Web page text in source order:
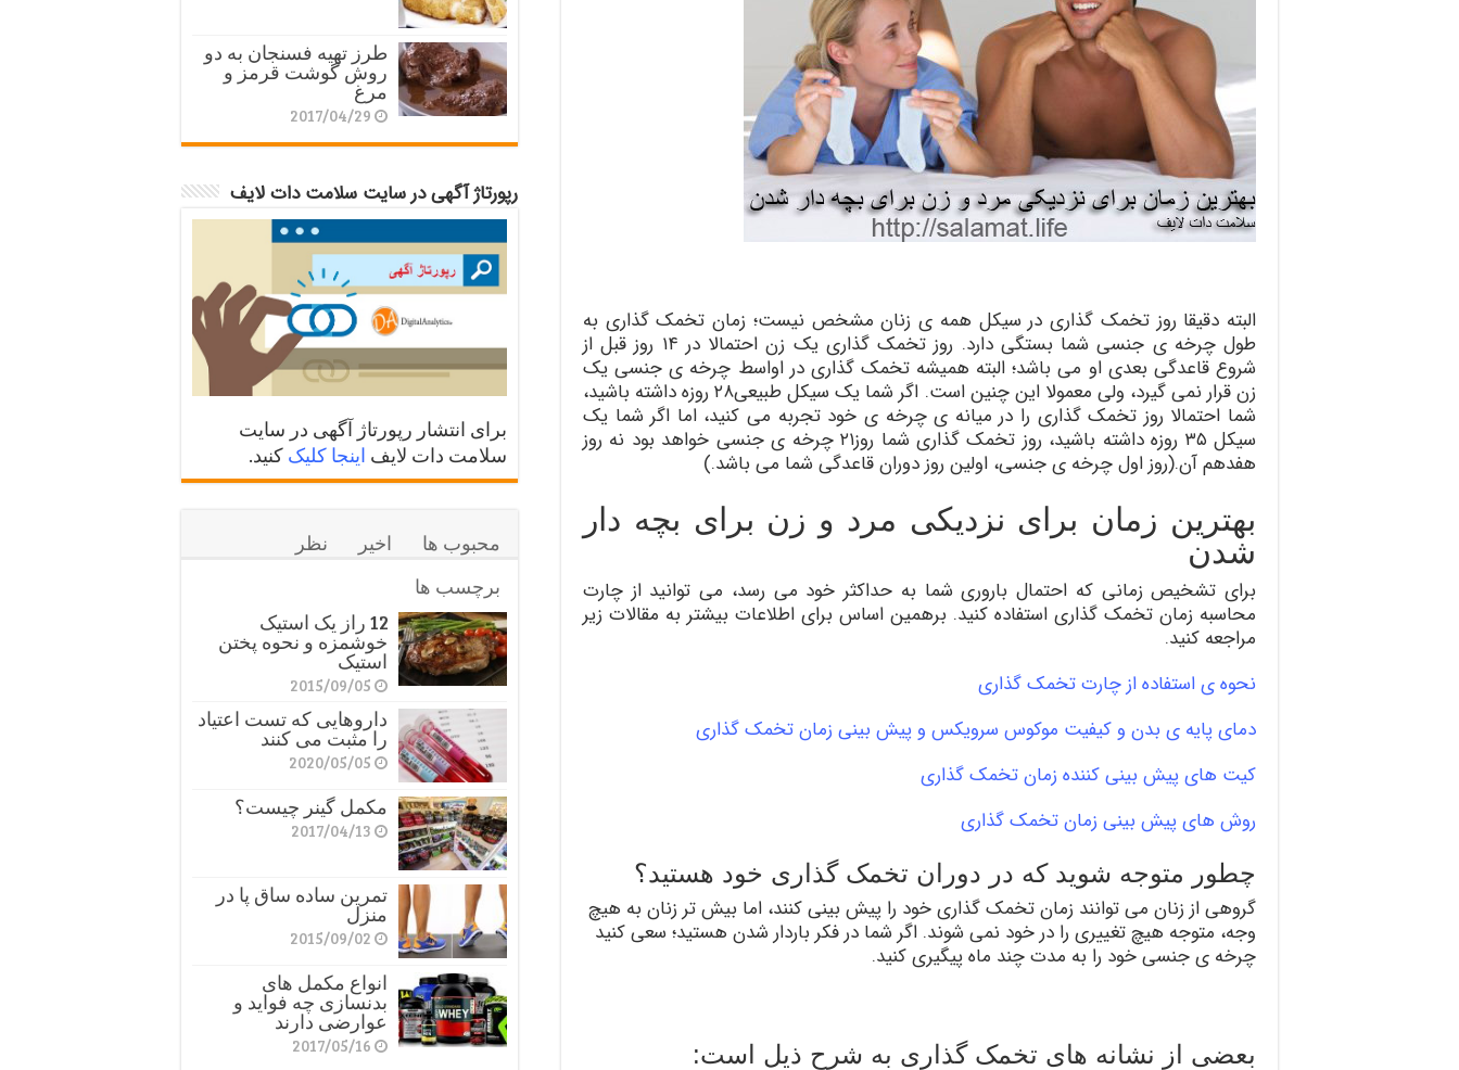
البته دقیقا روز تخمک گذاری در سیکل همه ی زنان مشخص نیست؛ زمان تخمک گذاری به
طول چرخه ی جنسی شما بستگی دارد. روز تخمک گذاری یک زن احتمالا در ۱۴ روز قبل از
شروع قاعدگی بعدی او می باشد؛ البته همیشه تخمک گذاری در اواسط چرخه ی جنسی یک
زن قرار نمی گیرد، ولی معمولا این چنین است. اگر شما یک سیکل طبیعی۲۸ روزه داشته باشید،
شما احتمالا روز تخمک گذاری را در میانه ی چرخه ی خود تجربه می کنید، اما اگر شما یک
سیکل ۳۵ روزه داشته باشید، روز تخمک گذاری شما روز۲۱ چرخه ی جنسی خواهد بود نه روز
هفدهم آن.(روز اول چرخه ی جنسی، اولین روز دوران قاعدگی شما می باشد.)
بهترین زمان برای نزدیکی مرد و زن برای بچه دار
شدن
برای تشخیص زمانی که احتمال باروری شما به حداکثر خود می رسد، می توانید از چارت
محاسبه زمان تخمک گذاری استفاده کنید. برهمین اساس برای اطلاعات بیشتر به مقالات زیر
مراجعه کنید.
نحوه ی استفاده از چارت تخمک گذاری
دمای پایه ی بدن و کیفیت موکوس سرویکس و پیش بینی زمان تخمک گذاری
کیت های پیش بینی کننده زمان تخمک گذاری
روش های پیش بینی زمان تخمک گذاری
چطور متوجه شوید که در دوران تخمک گذاری خود هستید؟
گروهی از زنان می توانند زمان تخمک گذاری خود را پیش بینی کنند، اما بیش تر زنان به هیچ
وجه، متوجه هیچ تغییری را در خود نمی شوند. اگر شما در فکر باردار شدن هستید؛ سعی کنید
چرخه ی جنسی خود را به مدت چند ماه پیگیری کنید.
بعضی از نشانه های تخمک گذاری به شرح ذیل است:
طرز تهیه فسنجان به دو
روش گوشت قرمز و
مرغ
2017/04/29
رپورتاژ آگهی در سایت سلامت دات لایف
برای انتشار رپورتاژ آگهی در سایت
سلامت دات لایف اینجا کلیک کنید.
محبوب ها اخیر
نظر
برچسب ها
12 راز یک استیک
خوشمزه و نحوه پختن
استیک
2015/09/05
داروهایی که تست اعتیاد
را مثبت می کنند
2020/05/05
مکمل گینر چیست؟
2017/04/13
تمرین ساده ساق پا در
منزل
2015/09/02
انواع مکمل های
بدنسازی چه فواید و
عوارضی دارند
2017/05/16